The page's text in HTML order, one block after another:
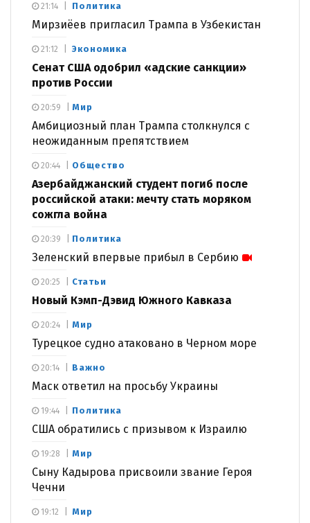
Политика
Мирзиёев пригласил Трампа в Узбекистан
21:14
Экономика
Сенат США одобрил «адские санкции»
против России
21:12
Мир
Амбициозный план Трампа столкнулся с
неожиданным препятствием
20:59
Общество
Азербайджанский студент погиб после
российской атаки: мечту стать моряком
сожгла война
20:44
Политика
Зеленский впервые прибыл в Сербию
20:39
Статьи
Новый Кэмп-Дэвид Южного Кавказа
20:25
Мир
Турецкое судно атаковано в Черном море
20:24
Важно
Маск ответил на просьбу Украины
20:14
Политика
США обратились с призывом к Израилю
19:44
Мир
Сыну Кадырова присвоили звание Героя
Чечни
19:28
Мир
19:12